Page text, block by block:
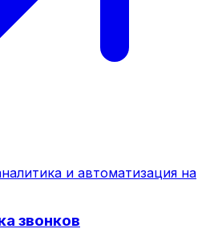
и автоматизация на
звонков